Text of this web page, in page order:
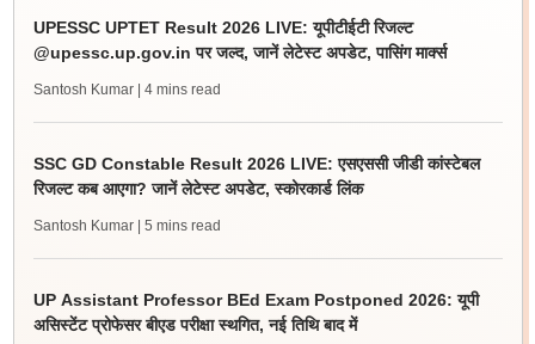
UPESSC UPTET Result 2026 LIVE: यूपीटीईटी रिजल्ट
@upessc.up.gov.in पर जल्द, जानें लेटेस्ट अपडेट, पासिंग मार्क्स
Santosh Kumar | 4 mins read
SSC GD Constable Result 2026 LIVE: एसएससी जीडी कांस्टेबल
रिजल्ट कब आएगा? जानें लेटेस्ट अपडेट, स्कोरकार्ड लिंक
Santosh Kumar | 5 mins read
UP Assistant Professor BEd Exam Postponed 2026: यूपी
असिस्टेंट प्रोफेसर बीएड परीक्षा स्थगित, नई तिथि बाद में